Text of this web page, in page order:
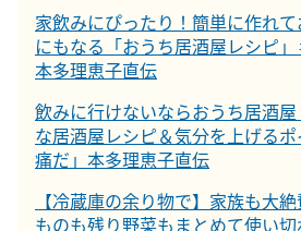
家飲みにぴったり！簡単に作れ
にもなる「おうち居酒屋レシピ」
本多理恵子直伝
飲みに行けないならおうち居酒
な居酒屋レシピ＆気分を上げる
痛だ」本多理恵子直伝
【冷蔵庫の余り物で】家族も大
ものも残り野菜もまとめて使い